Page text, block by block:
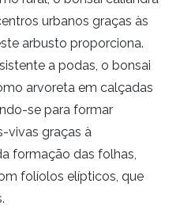
urbanos graças às
arbusto proporciona.
a podas, o bonsai
arvoreta em calçadas
se para formar
vivas graças à
formação das folhas,
folíolos elípticos, que